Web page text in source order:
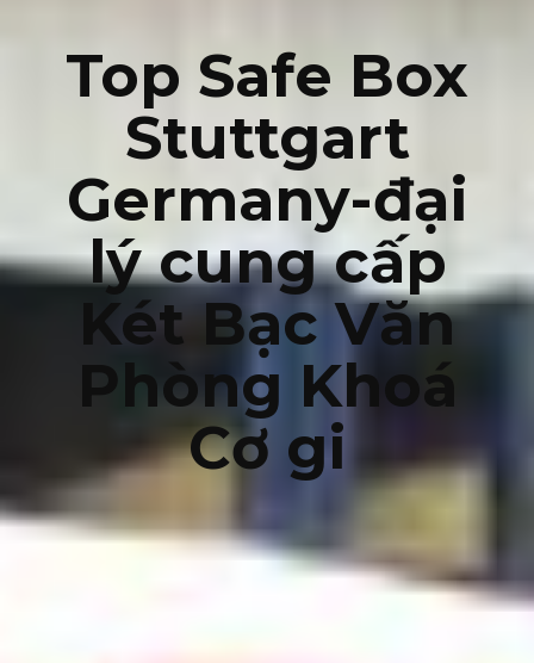
Top Safe Box
Stuttgart
Germany-đại
lý cung cấp
Két Bạc Văn
Phòng Khoá
Cơ gi